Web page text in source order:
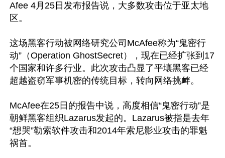
Afee 4月25日发布报告说，大多数攻击位于亚太地
区。
这场黑客行动被网络研究公司McAfee称为“鬼密行
动”（Operation GhostSecret），现在已经扩张到17
个国家和许多行业。此次攻击凸显了平壤黑客已经
超越盗窃军事机密的传统目标，转向网络挑衅。
McAfee在25日的报告中说，高度相信“鬼密行动”是
朝鲜黑客组织Lazarus发起的。Lazarus被指是去年
“想哭”勒索软件攻击和2014年索尼影业攻击的罪魁
祸首。